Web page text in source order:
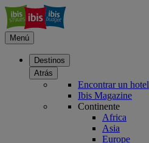
Menú
Destinos
Atrás
Encontrar un hotel
Ibis Magazine
Continente
Africa
Asia
Europe